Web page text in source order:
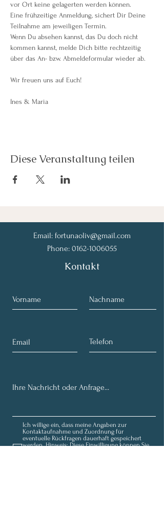
vor Ort keine gelagerten werden können.
Eine frühzeitige Anmeldung, sichert Dir Deine
Teilnahme am jeweiligen Termin.
Wenn Du absehen kannst, das Du doch nicht
kommen kannst, melde Dich bitte rechtzeitig
über das An- bzw. Abmeldeformular wieder ab.
Wir freuen uns auf Euch!
Ines & Maria
Diese Veranstaltung teilen
Email: fortunaoliv@gmail.com
Phone: 0162-1006055
Kontakt
Ich willige ein, dass meine Angaben zur
Kontaktaufnahme und Zuordnung für
eventuelle Rückfragen dauerhaft gespeichert
werden. Hinweis: Diese Einwilligung können Sie